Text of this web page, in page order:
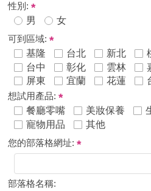
性別:
男
女
可到區域:
基隆
台北 新北
台中
彰化 雲林
屏東
宜蘭 花蓮
想試用產品:
餐廳零嘴
美妝保養
寵物用品
其他
您的部落格網址:
部落格名稱: